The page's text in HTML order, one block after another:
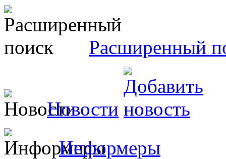
Расширенный
Новости
Информеры